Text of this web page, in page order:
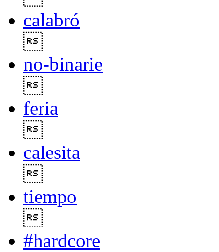
calabró
no-binarie
feria
calesita
tiempo
#hardcore